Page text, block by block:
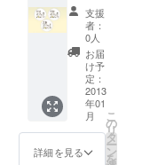
ジェク
トオリ
ジナル
缶バッ
チ】
1000円
のお返
し品＋
京都す
まいる
プロ
支援
者：
0人
お届
け予
定：
2013
年01
月
詳細を見る
こ
の
リ
タ
ー
ン
を